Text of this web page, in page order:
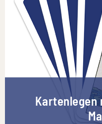
Kartenlegen